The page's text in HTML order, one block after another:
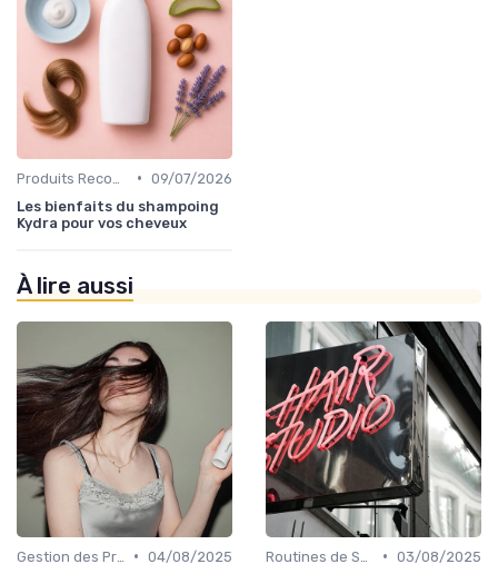
• 09/07/2026
Les bienfaits du shampoing
Kydra pour vos cheveux
À lire aussi
• 04/08/2025
• 03/08/2025